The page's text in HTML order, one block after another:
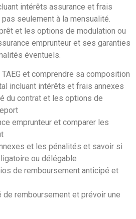
intérêts assurance et frais
seulement à la mensualité.
et les options de modulation ou
emprunteur et ses garanties
éventuels.
et comprendre sa composition
incluant intérêts et frais annexes
du contrat et les options de
emprunteur et comparer les
et les pénalités et savoir si
ou délégable
de remboursement anticipé et
de remboursement et prévoir une